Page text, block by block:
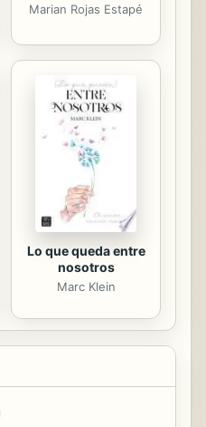
Marian Rojas Estapé
Lo que queda entre
nosotros
Marc Klein